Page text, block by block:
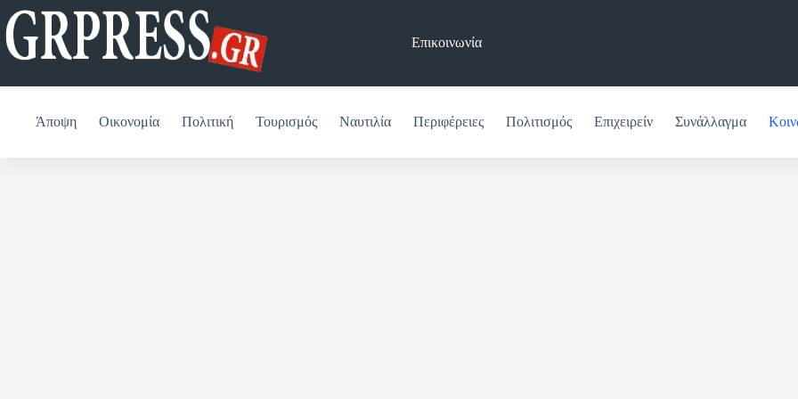
Μετάβαση
στο
περιεχόμενο
Επικοινωνία
Άποψη Οικονομία Πολιτική Τουρισμός Ναυτιλία Περιφέρειες Πολιτισμός Επιχειρείν Συνάλλαγμα